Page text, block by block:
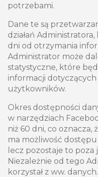
potrzebami.
Dane te są
działań
dni od otrzymania
Administrator może
statystyczne, które
informacji
użytkowników.
Okres dostępności
w narzędziach
niż 60 dni, co oznacza,
ma możliwość
lecz pozostaje to
Niezależnie od tego
korzystał z ww. danych.